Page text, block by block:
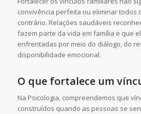
convivência perfeita ou eliminar todos
contrário. Relações saudáveis
fazem parte da vida em família e que
enfrentadas por meio do diálogo, do
disponibilidade emocional.
O que fortalece um
Na Psicologia, compreendemos que
construídos quando as pessoas se